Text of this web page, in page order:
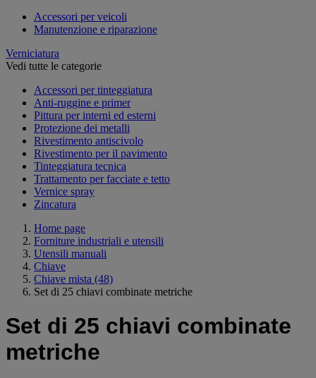
Accessori per veicoli
Manutenzione e riparazione
Verniciatura
Vedi tutte le categorie
Accessori per tinteggiatura
Anti-ruggine e primer
Pittura per interni ed esterni
Protezione dei metalli
Rivestimento antiscivolo
Rivestimento per il pavimento
Tinteggiatura tecnica
Trattamento per facciate e tetto
Vernice spray
Zincatura
Home page
Forniture industriali e utensili
Utensili manuali
Chiave
Chiave mista (48)
Set di 25 chiavi combinate metriche
Set di 25 chiavi combinate
metriche